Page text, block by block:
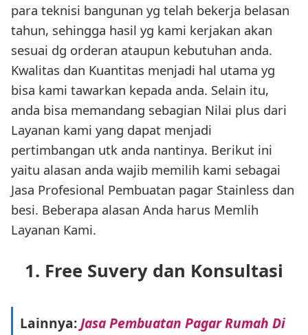
para teknisi bangunan yg telah bekerja belasan
tahun, sehingga hasil yg kami kerjakan akan
sesuai dg orderan ataupun kebutuhan anda.
Kwalitas dan Kuantitas menjadi hal utama yg
bisa kami tawarkan kepada anda. Selain itu,
anda bisa memandang sebagian Nilai plus dari
Layanan kami yang dapat menjadi
pertimbangan utk anda nantinya. Berikut ini
yaitu alasan anda wajib memilih kami sebagai
Jasa Profesional Pembuatan pagar Stainless dan
besi. Beberapa alasan Anda harus Memlih
Layanan Kami.
1. Free Suvery dan Konsultasi
Lainnya:Jasa Pembuatan Pagar Rumah Di